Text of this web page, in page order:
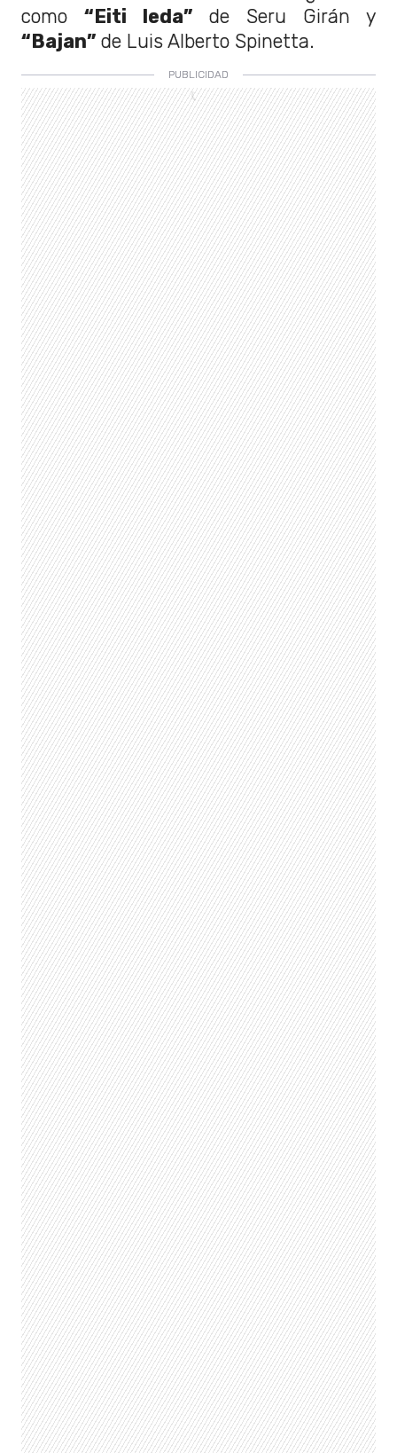
como “Eiti leda” de Seru Girán y
“Bajan” de Luis Alberto Spinetta.